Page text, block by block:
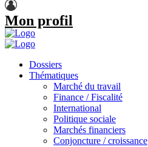
Mon profil
Dossiers
Thématiques
Marché du travail
Finance / Fiscalité
International
Politique sociale
Marchés financiers
Conjoncture / croissance